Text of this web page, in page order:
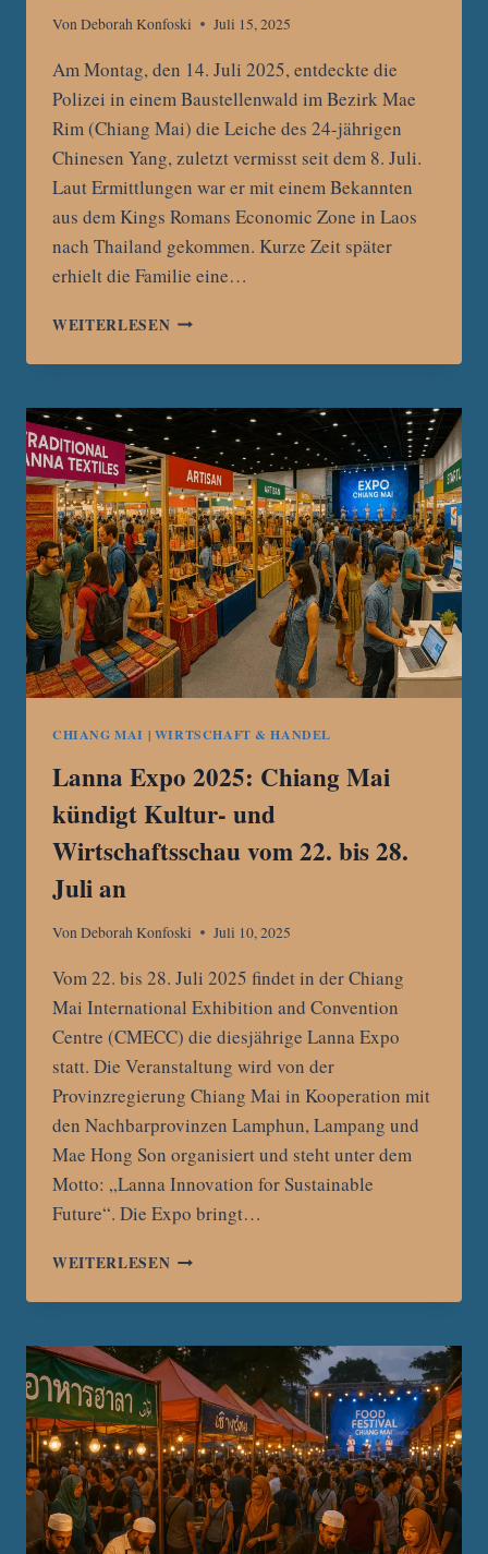
VonDeborah Konfoski Juli 15, 2025
Am Montag, den 14. Juli 2025, entdeckte die
Polizei in einem Baustellenwald im Bezirk Mae
Rim (Chiang Mai) die Leiche des 24-jährigen
Chinesen Yang, zuletzt vermisst seit dem 8. Juli.
Laut Ermittlungen war er mit einem Bekannten
aus dem Kings Romans Economic Zone in Laos
nach Thailand gekommen. Kurze Zeit später
erhielt die Familie eine…
WEITERLESENCHIANG
CHINESISCHER
OPFER
LÖSEGELD-
ERPRESSUNG
MIT
TÖDLICHEM
AUSGANG
CHIANG MAI | WIRTSCHAFT & HANDEL
Lanna Expo 2025: Chiang Mai
kündigt Kultur- und
Wirtschaftsschau vom 22. bis 28.
Juli an
VonDeborah Konfoski Juli 10, 2025
Vom 22. bis 28. Juli 2025 findet in der Chiang
Mai International Exhibition and Convention
Centre (CMECC) die diesjährige Lanna Expo
statt. Die Veranstaltung wird von der
Provinzregierung Chiang Mai in Kooperation mit
den Nachbarprovinzen Lamphun, Lampang und
Mae Hong Son organisiert und steht unter dem
Motto: „Lanna Innovation for Sustainable
Future“. Die Expo bringt…
WEITERLESENLANNA
2025:
MAI
KÜNDIGT
KULTUR-
UND
WIRTSCHAFTSSCHAU
VOM
22.
BIS
28.